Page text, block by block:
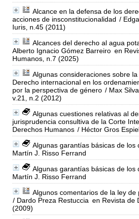
Alcance en la defensa de los
acciones de insconstitucionalidad /
Iuris, n.45 (2011)
Alcances del derecho al agua
Alberto Ignacio Gómez Barreiro en
Humanos, n.7 (2025)
Algunas consideraciones sobre
Derecho internacional en los
por la perspectiva de género / Max
v.21, n.2 (2012)
Algunas cuestiones relativas al
jurisprudencia consultiva de la Corte
Derechos Humanos / Héctor Gros
Algunas garantías básicas de los
Martín J. Risso Ferrand
Algunas garantías básicas de los
Martín J. Risso Ferrand
Algunos comentarios de la ley de
/ Dardo Preza Restuccia en Revista de
(2009)